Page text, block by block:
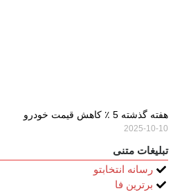
هفته گذشته 5 ٪ کاهش قیمت خودرو
2025-10-10
تبلیغات متنی
رسانه انتخابتو
برترین فا